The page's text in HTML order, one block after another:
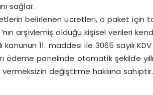
sağlar.
belirlenen ücretleri, o paket için
arşivlemiş olduğu kişisel verileri
kanunun 11. maddesi ile 3065 sayılı
ödeme panelinde otomatik şekilde
değiştirme hakkına sahiptir.